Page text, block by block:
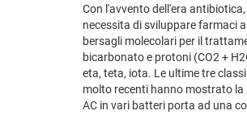
Con l'avvento dell'era
necessita di sviluppare farmaci
bersagli molecolari per il
bicarbonato e protoni (CO2 +
eta, teta, iota. Le ultime tre
molto recenti hanno mostrato la
AC in vari batteri porta ad una